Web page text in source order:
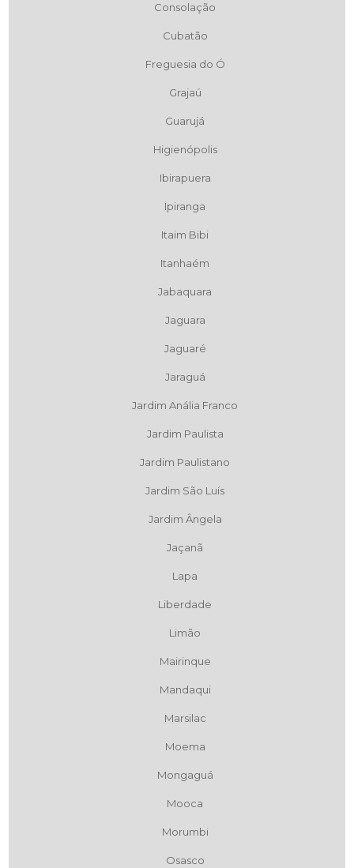
Consolação
Cubatão
Freguesia do Ó
Grajaú
Guarujá
Higienópolis
Ibirapuera
Ipiranga
Itaim Bibi
Itanhaém
Jabaquara
Jaguara
Jaguaré
Jaraguá
Jardim Anália Franco
Jardim Paulista
Jardim Paulistano
Jardim São Luís
Jardim Ângela
Jaçanã
Lapa
Liberdade
Limão
Mairinque
Mandaqui
Marsilac
Moema
Mongaguá
Mooca
Morumbi
Osasco